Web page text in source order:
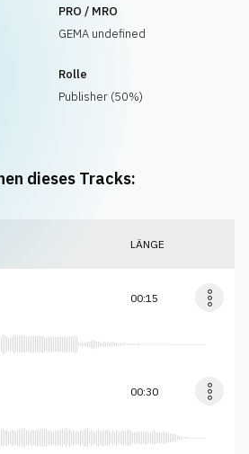
PRO / MRO
GEMA undefined
Rolle
Publisher (50%)
dieses Tracks:
LÄNGE
00:15
00:30